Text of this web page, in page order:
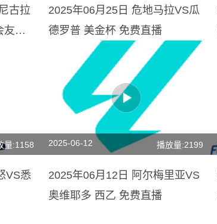
古拉
友谊
2025年06月25日 危地马拉VS瓜
德罗普 美金杯 免费直播
量:1158
VS悉
2025-06-12 播放量:2199
2025年06月12日 阿尔梅里亚VS
奥维耶多 西乙 免费直播